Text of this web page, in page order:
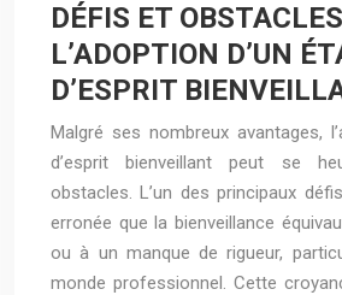
DÉFIS ET
L’ADOPTION D’UN
D’ESPRIT
Malgré ses nombreux avantages,
d’esprit bienveillant peut se
obstacles. L’un des principaux
erronée que la bienveillance
ou à un manque de rigueur,
monde professionnel. Cette